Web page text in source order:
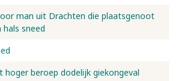
man uit Drachten die plaatsgenoot
sneed
hoger beroep dodelijk giekongeval